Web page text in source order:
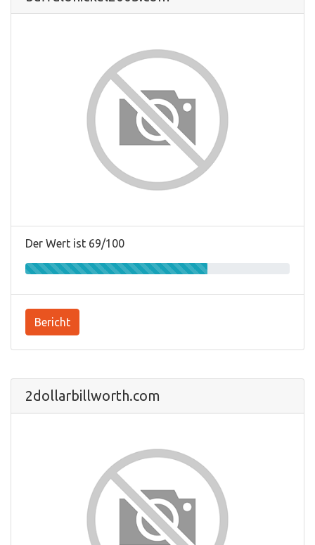
Der Wert ist 69/100
Bericht
2dollarbillworth.com